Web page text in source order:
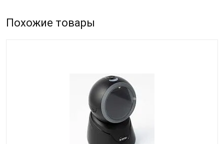
Похожие товары